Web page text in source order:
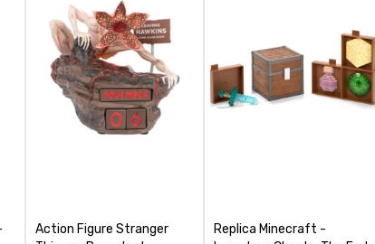
koliko je 4 + 1 :
POŠALJI
Action Figure Stranger
Replica Minecraft -